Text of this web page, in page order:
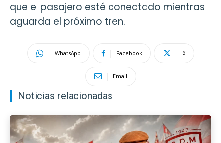
que el pasajero esté conectado mientras
aguarda el próximo tren.
WhatsApp Facebook X
Email
Noticias relacionadas